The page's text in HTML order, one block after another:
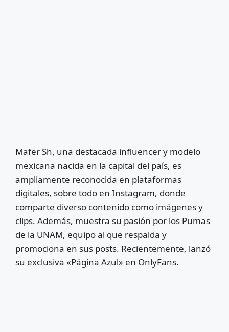
Mafer Sh, una destacada influencer y modelo
mexicana nacida en la capital del país, es
ampliamente reconocida en plataformas
digitales, sobre todo en Instagram, donde
comparte diverso contenido como imágenes y
clips. Además, muestra su pasión por los Pumas
de la UNAM, equipo al que respalda y
promociona en sus posts. Recientemente, lanzó
su exclusiva «Página Azul» en OnlyFans.